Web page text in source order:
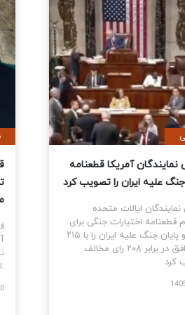
آمریکا قطعنامه
جنگ علیه ایران را تصویب کرد
ایالات متحده
قطعنامه اختیارات جنگی برای
توقف و پایان جنگ علیه ایران را با ۲۱۵
رای موافق در برابر ۲۰۸ رای مخالف